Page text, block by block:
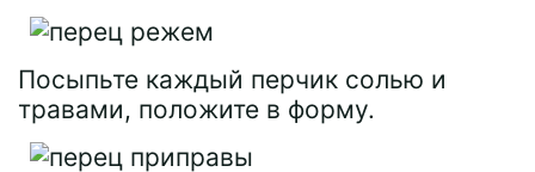
Посыпьте каждый перчик солью и
травами, положите в форму.